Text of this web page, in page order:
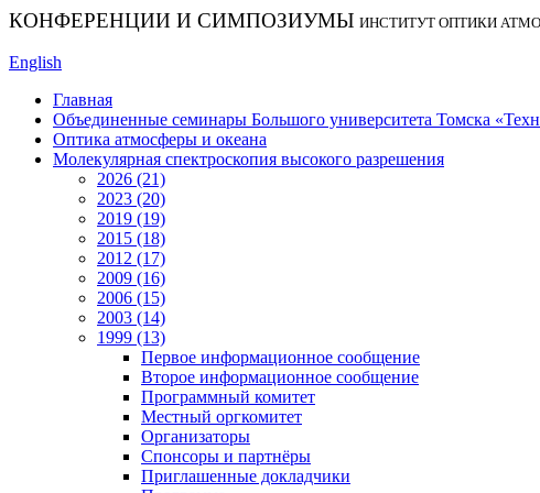
КОНФЕРЕНЦИИ И СИМПОЗИУМЫ ИНСТИТУТ ОПТИКИ
English
Главная
Объединенные семинары Большого университета Томска
Оптика атмосферы и океана
Молекулярная спектроскопия высокого разрешения
2026 (21)
2023 (20)
2019 (19)
2015 (18)
2012 (17)
2009 (16)
2006 (15)
2003 (14)
1999 (13)
Первое информационное сообщение
Второе информационное сообщение
Программный комитет
Местный оргкомитет
Организаторы
Спонсоры и партнёры
Приглашенные докладчики